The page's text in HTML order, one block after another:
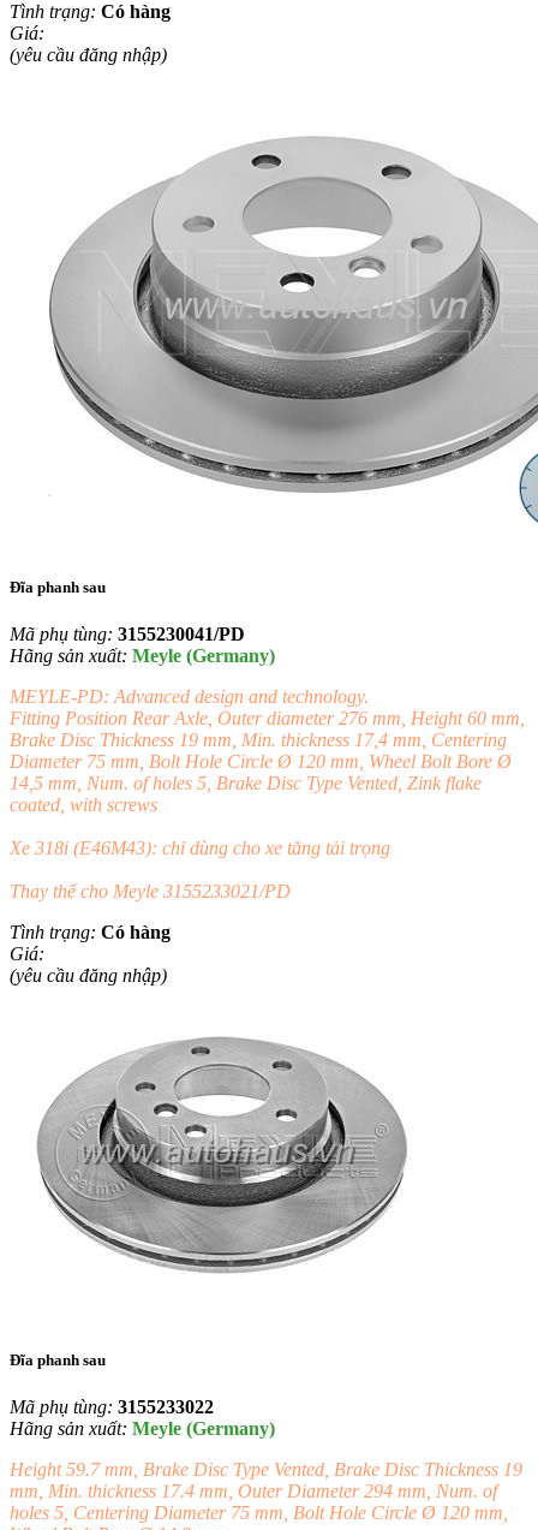
Tình trạng: Có hàng
Giá:
(yêu cầu đăng nhập)
Đĩa phanh sau
Mã phụ tùng: 3155230041/PD
Hãng sản xuất: Meyle (Germany)
MEYLE-PD: Advanced design and technology.
Fitting Position Rear Axle, Outer diameter 276 mm, Height 60 mm,
Brake Disc Thickness 19 mm, Min. thickness 17,4 mm, Centering
Diameter 75 mm, Bolt Hole Circle Ø 120 mm, Wheel Bolt Bore Ø
14,5 mm, Num. of holes 5, Brake Disc Type Vented, Zink flake
coated, with screws
Xe 318i (E46M43): chỉ dùng cho xe tăng tải trọng
Thay thế cho Meyle 3155233021/PD
Tình trạng: Có hàng
Giá:
(yêu cầu đăng nhập)
Đĩa phanh sau
Mã phụ tùng: 3155233022
Hãng sản xuất: Meyle (Germany)
Height 59.7 mm, Brake Disc Type Vented, Brake Disc Thickness 19
mm, Min. thickness 17.4 mm, Outer Diameter 294 mm, Num. of
holes 5, Centering Diameter 75 mm, Bolt Hole Circle Ø 120 mm,